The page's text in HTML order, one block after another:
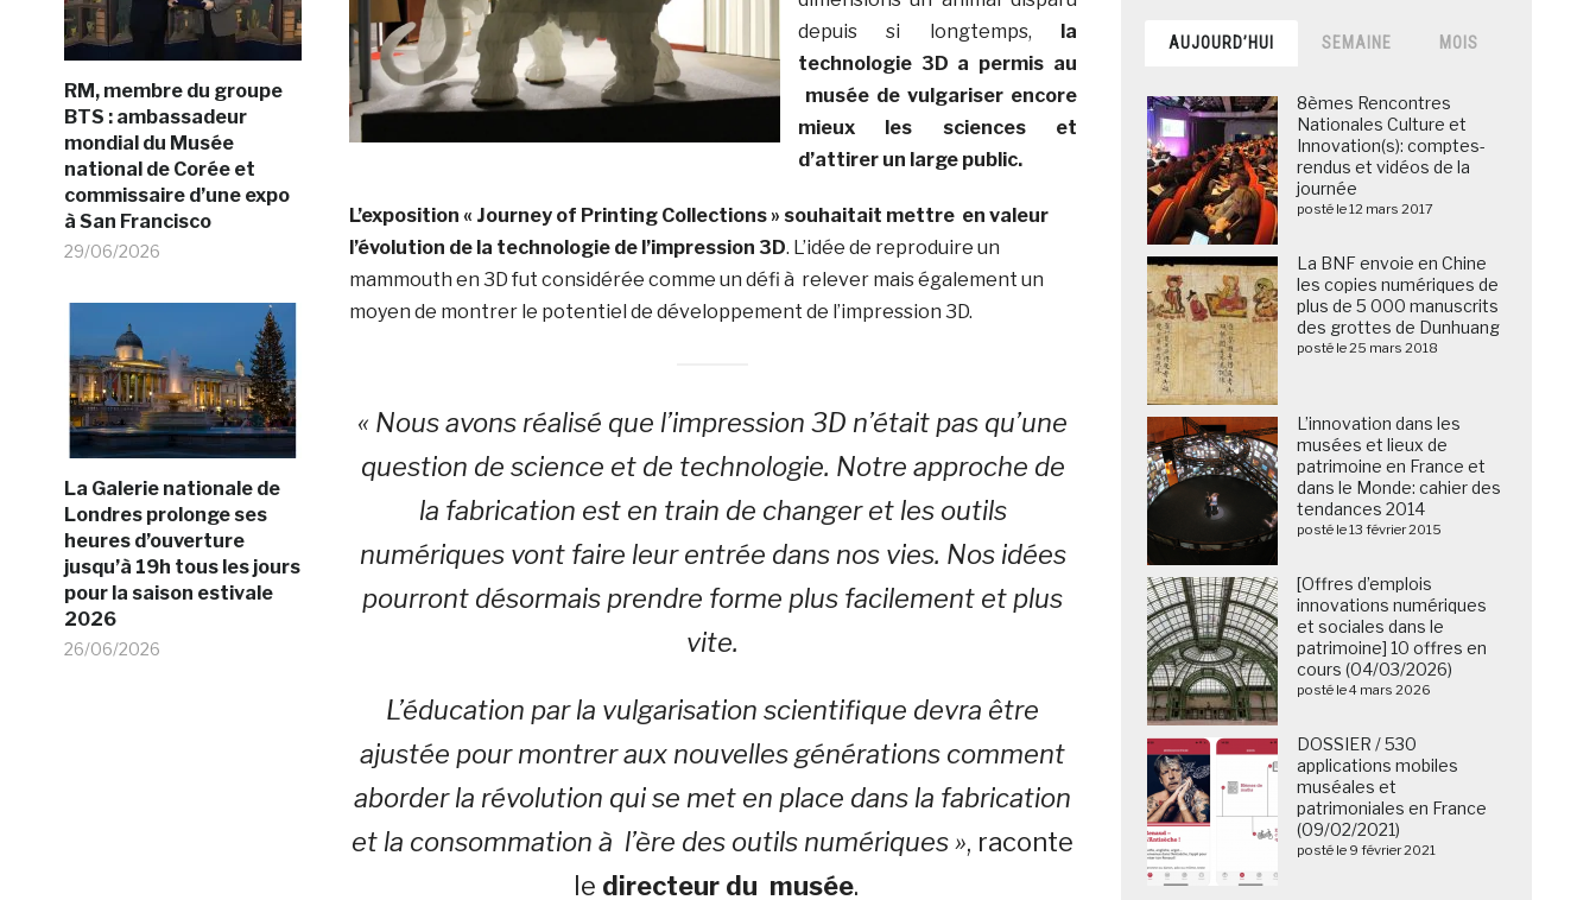
RM, membre du groupe
BTS : ambassadeur
mondial du Musée
national de Corée et
commissaire d’une expo
à San Francisco
29/06/2026
La Galerie nationale de
Londres prolonge ses
heures d’ouverture
jusqu’à 19h tous les jours
pour la saison estivale
2026
26/06/2026
depuis si longtemps, la
technologie 3D a permis au
musée de vulgariser encore
mieux les sciences et
d’attirer un large public.
L’exposition « Journey of Printing Collections » souhaitait mettre en valeur
l’évolution de la technologie de l’impression 3D. L’idée de reproduire un
mammouth en 3D fut considérée comme un défi à relever mais également un
moyen de montrer le potentiel de développement de l’impression 3D.
« Nous avons réalisé que l’impression 3D n’était pas qu’une
question de science et de technologie. Notre approche de
la fabrication est en train de changer et les outils
numériques vont faire leur entrée dans nos vies. Nos idées
pourront désormais prendre forme plus facilement et plus
vite.
L’éducation par la vulgarisation scientifique devra être
ajustée pour montrer aux nouvelles générations comment
aborder la révolution qui se met en place dans la fabrication
et la consommation à l’ère des outils numériques », raconte
le directeur du musée.
AUJOURD’HUI SEMAINE MOIS
8èmes Rencontres
Nationales Culture et
Innovation(s): comptes-
rendus et vidéos de la
journée
posté le 12 mars 2017
La BNF envoie en Chine
les copies numériques de
plus de 5 000 manuscrits
des grottes de Dunhuang
posté le 25 mars 2018
L’innovation dans les
musées et lieux de
patrimoine en France et
dans le Monde: cahier des
tendances 2014
posté le 13 février 2015
[Offres d’emplois
innovations numériques
et sociales dans le
patrimoine] 10 offres en
cours (04/03/2026)
posté le 4 mars 2026
DOSSIER / 530
applications mobiles
muséales et
patrimoniales en France
(09/02/2021)
posté le 9 février 2021